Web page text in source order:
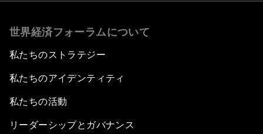
世界経済フォーラムについて
私たちのストラテジー
私たちのアイデンティティ
私たちの活動
リーダーシップとガバナンス